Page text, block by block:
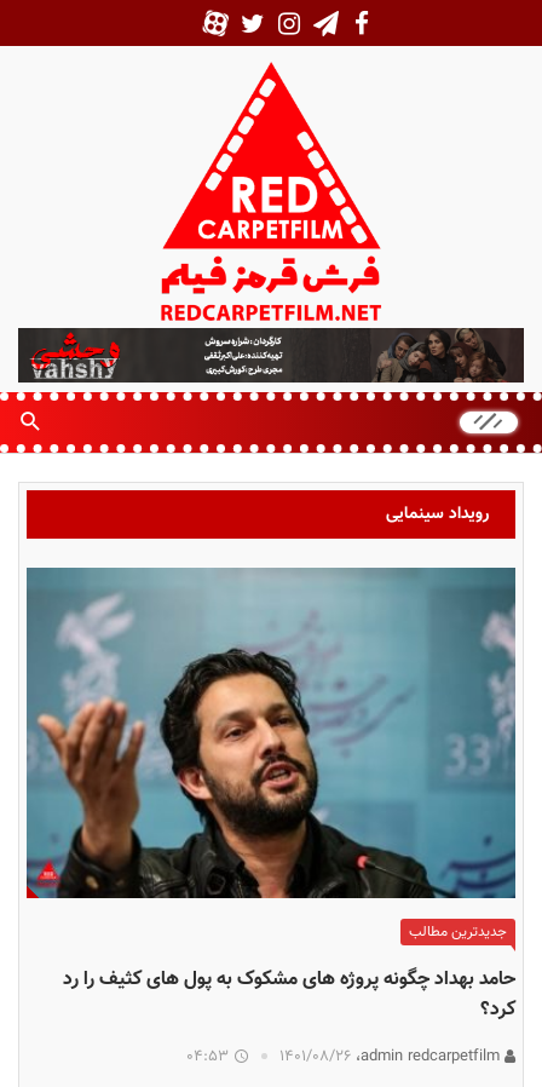
ر
ش
ر
م
زرویداد سینمایی
جدیدترین مطالب
حامد بهداد چگونه پروژه های مشکوک به پول های کثیف را رد
کرد؟
۱۴۰۱/۰۸/۲۶ 04:53